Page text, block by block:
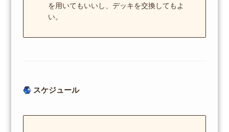
を用いてもいいし、デッキを交換してもよ
い。
スケジュール